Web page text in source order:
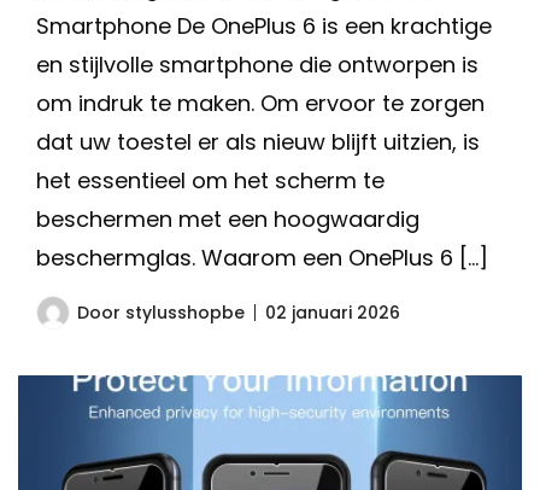
Smartphone De OnePlus 6 is een krachtige
en stijlvolle smartphone die ontworpen is
om indruk te maken. Om ervoor te zorgen
dat uw toestel er als nieuw blijft uitzien, is
het essentieel om het scherm te
beschermen met een hoogwaardig
beschermglas. Waarom een OnePlus 6 […]
Door stylusshopbe 02 januari 2026